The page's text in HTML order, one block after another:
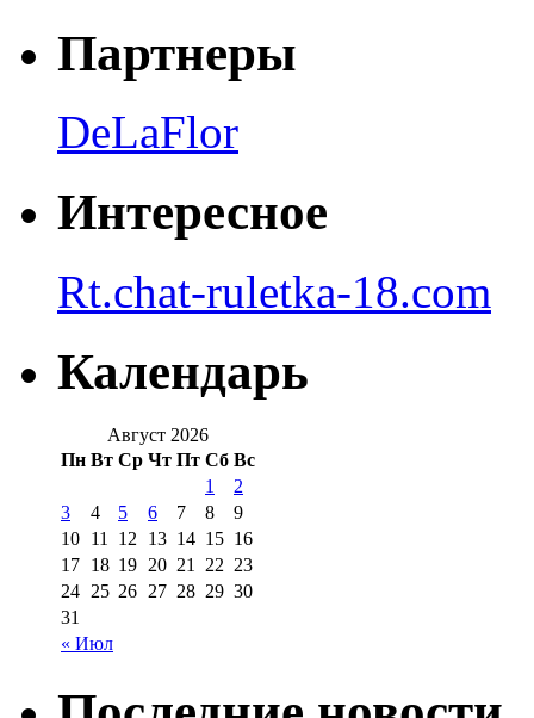
Партнеры
DeLaFlor
Интересное
Rt.chat-ruletka-18.com
Календарь
Август 2026
Пн Вт Ср Чт Пт Сб Вс
« Июл
1
2
3
4 5 6 7 8
9
10 11 12 13 14 15 16
17 18 19 20 21 22 23
24 25 26 27 28 29 30
31